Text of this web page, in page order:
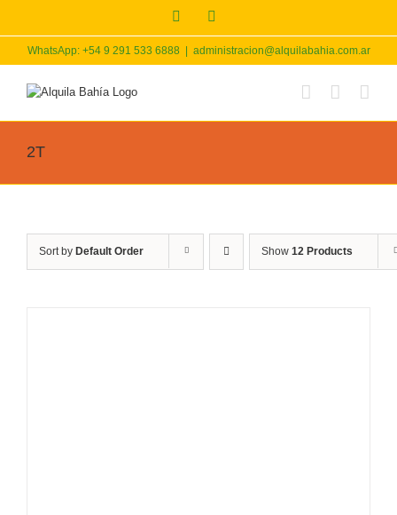
content
Facebook
WhatsApp: +54 9 291 533 6888 administracion@alquilabahia.com.ar
2T
Sort by Default Order Show 12 Products